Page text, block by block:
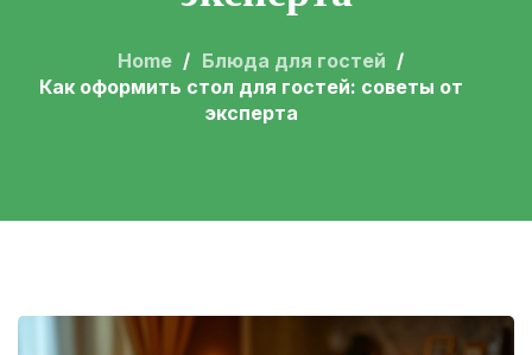
Home
Блюда для гостей
Как оформить стол для гостей: советы от
эксперта